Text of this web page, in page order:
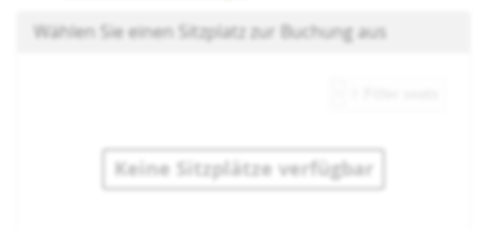
Wählen Sie einen Sitzplatz zur Buchung aus
Keine Sitzplätze verfügbar